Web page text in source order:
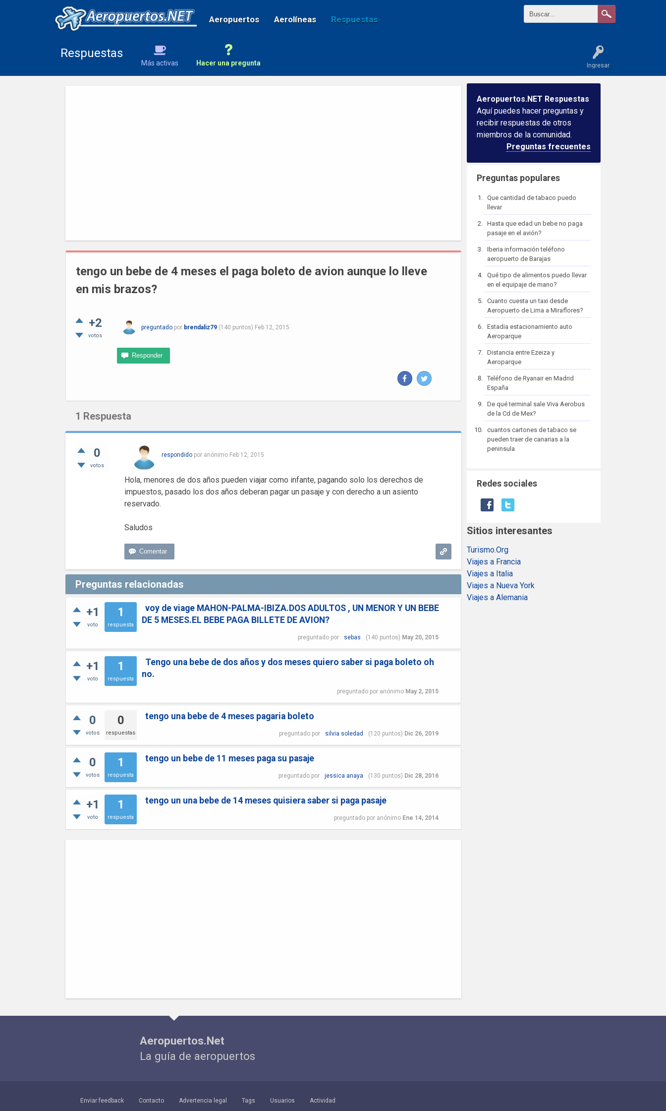
Aeropuertos Aerolíneas Respuestas
Ingresar
Respuestas
Más activas Hacer una pregunta
tengo un bebe de 4 meses el paga boleto de avion aunque lo lleve
en mis brazos?
+2
votos
preguntado por brendaliz79 (140 puntos) Feb 12, 2015
1 Respuesta
0
votos
respondido por anónimo Feb 12, 2015
Hola, menores de dos años pueden viajar como infante, pagando solo los derechos de
impuestos, pasado los dos años deberan pagar un pasaje y con derecho a un asiento
reservado.
Saludos
Preguntas relacionadas
+1
voto
1
respuesta
voy de viage MAHON-PALMA-IBIZA.DOS ADULTOS , UN MENOR Y UN BEBE
DE 5 MESES.EL BEBE PAGA BILLETE DE AVION?
preguntado por sebas (140 puntos) May 20, 2015
+1
voto
1
respuesta
Tengo una bebe de dos años y dos meses quiero saber si paga boleto oh
no.
preguntado por anónimo May 2, 2015
0
votos
0
respuestas
tengo una bebe de 4 meses pagaria boleto
preguntado por silvia soledad (120 puntos) Dic 26, 2019
0
votos
1
respuesta
tengo un bebe de 11 meses paga su pasaje
preguntado por jessica anaya (130 puntos) Dic 28, 2016
+1
voto
1
respuesta
tengo un una bebe de 14 meses quisiera saber si paga pasaje
preguntado por anónimo Ene 14, 2014
Aeropuertos.NET Respuestas
Aquí puedes hacer preguntas y
recibir respuestas de otros
miembros de la comunidad.
Preguntas frecuentes
Preguntas populares
Que cantidad de tabaco puedo
llevar
Hasta que edad un bebe no paga
pasaje en el avión?
Iberia información teléfono
aeropuerto de Barajas
Qué tipo de alimentos puedo llevar
en el equipaje de mano?
Cuanto cuesta un taxi desde
Aeropuerto de Lima a Miraflores?
Estadia estacionamiento auto
Aeroparque
Distancia entre Ezeiza y
Aeroparque
Teléfono de Ryanair en Madrid
España
De qué terminal sale Viva Aerobus
de la Cd de Mex?
cuantos cartones de tabaco se
pueden traer de canarias a la
peninsula
Redes sociales
Sitios interesantes
Turismo.Org
Viajes a Francia
Viajes a Italia
Viajes a Nueva York
Viajes a Alemania
Aeropuertos.Net
La guía de aeropuertos
Enviar feedback Contacto Advertencia legal Tags Usuarios Actividad